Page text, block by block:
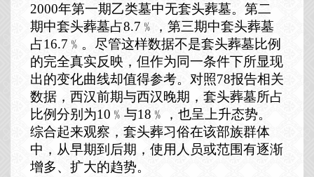
2000年第一期乙类墓中无套头葬墓。第二
期中套头葬墓占8.7 ﹪，第三期中套头葬墓
占16.7 ﹪。尽管这样数据不是套头葬墓比例
的完全真实反映，但作为同一条件下所显现
出的变化曲线却值得参考。对照78报告相关
数据，西汉前期与西汉晚期，套头葬墓所占
比例分别为10 ﹪与18 ﹪，也呈上升态势。
综合起来观察，套头葬习俗在该部族群体
中，从早期到后期，使用人员或范围有逐渐
增多、扩大的趋势。